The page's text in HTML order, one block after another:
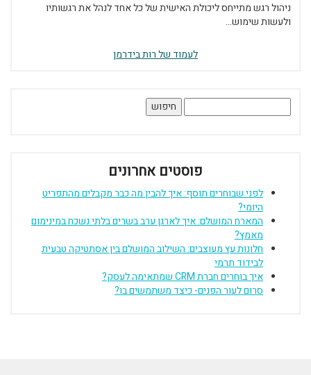
ניהול רגש מתייחס ליכולת האישית של כל אחד לנהל את רגשותיו
ולעשות שימוש...
לעמוד של רות בידרמן
פוסטים אחרונים
לפני שבוחרים תוסף: איך להבין מה כבר מקבלים מהתפריט
היומי?
המארח המושלם: איך לארגן ערב בשרים בלתי נשכח במינימום
מאמץ?
חלונות עץ מעוצבים: השילוב המושלם בין אסתטיקה טבעית
לבידוד תרמי
איך בוחרים חברת CRM שמתאימה לעסק?
סרום לעור הפנים- כיצד משתמשים בו?